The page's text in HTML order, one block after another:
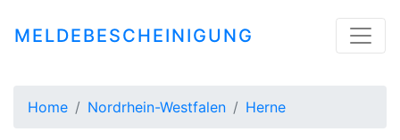
MELDEBESCHEINIGUNG
Home Nordrhein-Westfalen Herne